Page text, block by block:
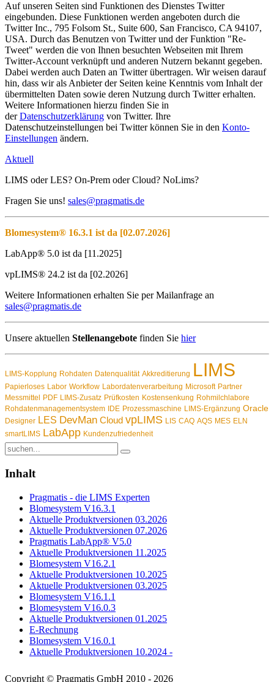
Auf unseren Seiten sind Funktionen des Dienstes Twitter
eingebunden. Diese Funktionen werden angeboten durch die
Twitter Inc., 795 Folsom St., Suite 600, San Francisco, CA 94107,
USA. Durch das Benutzen von Twitter und der Funktion "Re-
Tweet" werden die von Ihnen besuchten Webseiten mit Ihrem
Twitter-Account verknüpft und anderen Nutzern bekannt gegeben.
Dabei werden auch Daten an Twitter übertragen. Wir weisen darauf
hin, dass wir als Anbieter der Seiten keine Kenntnis vom Inhalt der
übermittelten Daten sowie deren Nutzung durch Twitter erhalten.
Weitere Informationen hierzu finden Sie in
derDatenschutzerklärung von Twitter. Ihre
Datenschutzeinstellungen bei Twitter können Sie in den Konto-
Einstellungen ändern.
Aktuell
LIMS oder LES? On-Prem oder Cloud? NoLims?
Fragen Sie uns! sales@pragmatis.de
Blomesystem® 16.3.1 ist da [02.07.2026]
LabApp® 5.0 ist da [11.2025]
vpLIMS® 24.2 ist da [02.2026]
Weitere Informationen erhalten Sie per Mailanfrage an
sales@pragmatis.de
Unsere aktuellen Stellenangebote finden Sie hier
LIMS-Kopplung Rohdaten Datenqualität Akkreditierung LIMS
Papierloses Labor Workflow Labordatenverarbeitung Microsoft Partner
Messmittel
PDF LIMS-Zusatz Prüfkosten Kostensenkung Rohmilchlabore
Rohdatenmanagementsystem
IDE Prozessmaschine LIMS-Ergänzung Oracle
Designer LES DevMan Cloud vpLIMS LIS CAQ AQS MES ELN
smartLIMS LabApp Kundenzufriedenheit
Inhalt
Pragmatis - die LIMS Experten
Blomesystem V16.3.1
Aktuelle Produktversionen 03.2026
Aktuelle Produktversionen 07.2026
Pragmatis LabApp® V5.0
Aktuelle Produktversionen 11.2025
Blomesystem V16.2.1
Aktuelle Produktversionen 10.2025
Aktuelle Produktversionen 03.2025
Blomesystem V16.1.1
Blomesystem V16.0.3
Aktuelle Produktversionen 01.2025
E-Rechnung
Blomesystem V16.0.1
Aktuelle Produktversionen 10.2024 -
Copyright © Pragmatis GmbH 2010 - 2026